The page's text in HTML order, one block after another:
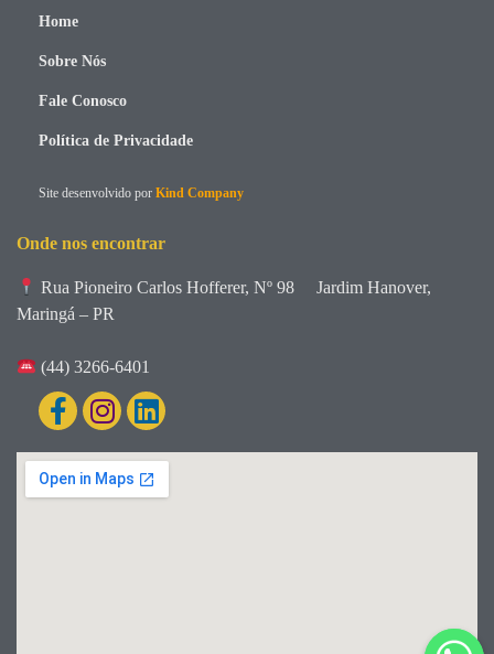
Home
Sobre Nós
Fale Conosco
Política de Privacidade
Site desenvolvido por Kind Company
Onde nos encontrar
Rua Pioneiro Carlos Hofferer, Nº 98
Jardim Hanover,
Maringá – PR
(44) 3266-6401